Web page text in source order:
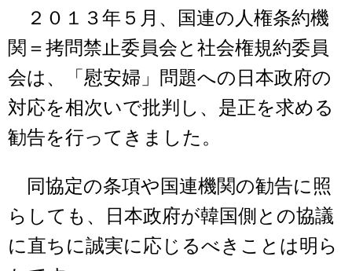
２０１３年５月、国連の人権条約機
関＝拷問禁止委員会と社会権規約委員
会は、「慰安婦」問題への日本政府の
対応を相次いで批判し、是正を求める
勧告を行ってきました。
同協定の条項や国連機関の勧告に照
らしても、日本政府が韓国側との協議
に直ちに誠実に応じるべきことは明ら